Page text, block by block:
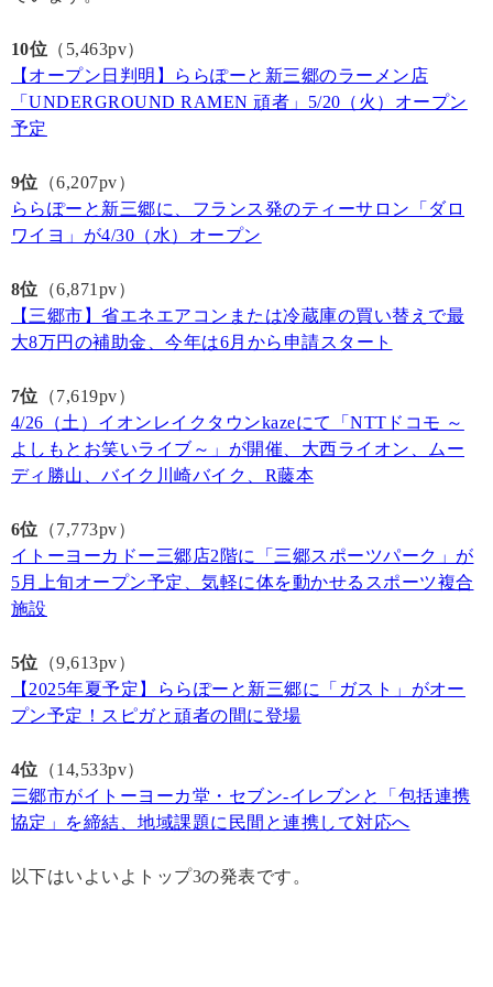
10位 （5,463pv）
【オープン日判明】ららぽーと新三郷のラーメン店
「UNDERGROUND RAMEN 頑者」5/20（火）オープン
予定
9位 （6,207pv）
ららぽーと新三郷に、フランス発のティーサロン「ダロ
ワイヨ」が4/30（水）オープン
8位 （6,871pv）
【三郷市】省エネエアコンまたは冷蔵庫の買い替えで最
大8万円の補助金、今年は6月から申請スタート
7位 （7,619pv）
4/26（土）イオンレイクタウンkazeにて「NTTドコモ ～
よしもとお笑いライブ～」が開催、大西ライオン、ムー
ディ勝山、バイク川崎バイク、R藤本
6位 （7,773pv）
イトーヨーカドー三郷店2階に「三郷スポーツパーク」が
5月上旬オープン予定、気軽に体を動かせるスポーツ複合
施設
5位 （9,613pv）
【2025年夏予定】ららぽーと新三郷に「ガスト」がオー
プン予定！スピガと頑者の間に登場
4位 （14,533pv）
三郷市がイトーヨーカ堂・セブン-イレブンと「包括連携
協定」を締結、地域課題に民間と連携して対応へ
以下はいよいよトップ3の発表です。